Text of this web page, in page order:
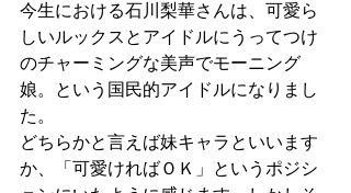
今生における石川梨華さんは、可愛ら
しいルックスとアイドルにうってつけ
のチャーミングな美声でモーニング
娘。という国民的アイドルになりまし
た。
どちらかと言えば妹キャラといいます
か、「可愛ければＯＫ」というポジシ